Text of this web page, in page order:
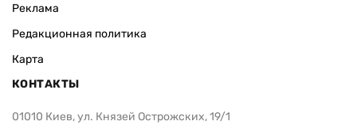
Реклама
Редакционная политика
Карта
КОНТАКТЫ
01010 Киев, ул. Князей Острожских, 19/1